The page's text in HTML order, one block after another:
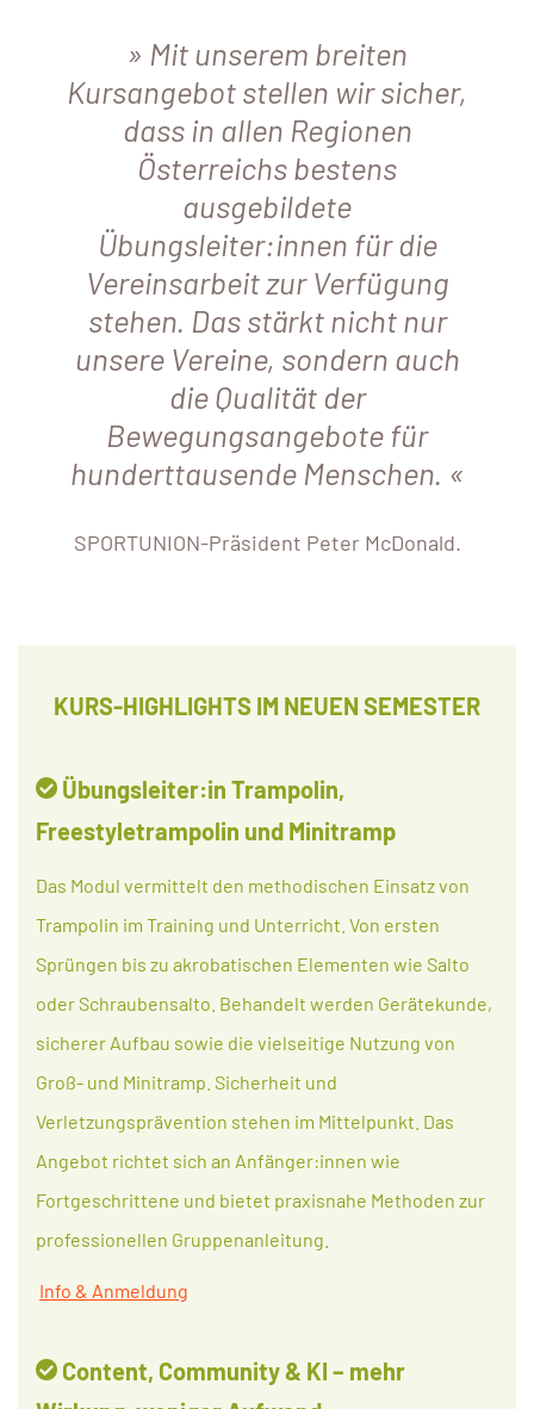
Mit unserem breiten
Kursangebot stellen wir sicher,
dass in allen Regionen
Österreichs bestens
ausgebildete
Übungsleiter:innen für die
Vereinsarbeit zur Verfügung
stehen. Das stärkt nicht nur
unsere Vereine, sondern auch
die Qualität der
Bewegungsangebote für
hunderttausende Menschen.
SPORTUNION-Präsident Peter McDonald.
KURS-HIGHLIGHTS IM NEUEN SEMESTER
Übungsleiter:in Trampolin,
Freestyletrampolin und Minitramp
Das Modul vermittelt den methodischen Einsatz von
Trampolin im Training und Unterricht. Von ersten
Sprüngen bis zu akrobatischen Elementen wie Salto
oder Schraubensalto. Behandelt werden Gerätekunde,
sicherer Aufbau sowie die vielseitige Nutzung von
Groß- und Minitramp. Sicherheit und
Verletzungsprävention stehen im Mittelpunkt. Das
Angebot richtet sich an Anfänger:innen wie
Fortgeschrittene und bietet praxisnahe Methoden zur
professionellen Gruppenanleitung.
Info & Anmeldung
Content, Community & KI – mehr